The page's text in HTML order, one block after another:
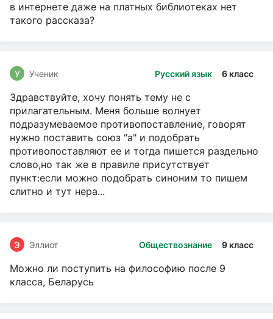
в интернете даже на платных библиотеках нет
такого рассказа?
Русский язык 6 класс
У Ученик
Здравствуйте, хочу понять тему не с
прилагательным. Меня больше волнует
подразумеваемое противопоставление, говорят
нужно поставить союз "а" и подобрать
противопоставляют ее и тогда пишется раздельно
слово,но так же в правиле присутствует
пункт:если можно подобрать синоним то пишем
слитно и тут нера...
Обществознание 9 класс
Э Эллиот
Можно ли поступить на философию после 9
класса, Беларусь